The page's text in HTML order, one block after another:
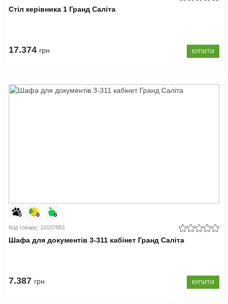
Стіл керівника 1 Гранд Саліта
17.374 грн КУПИТИ
Код товару: 10107883
Шафа для документів 3-311 кабінет Гранд Саліта
7.387 грн КУПИТИ